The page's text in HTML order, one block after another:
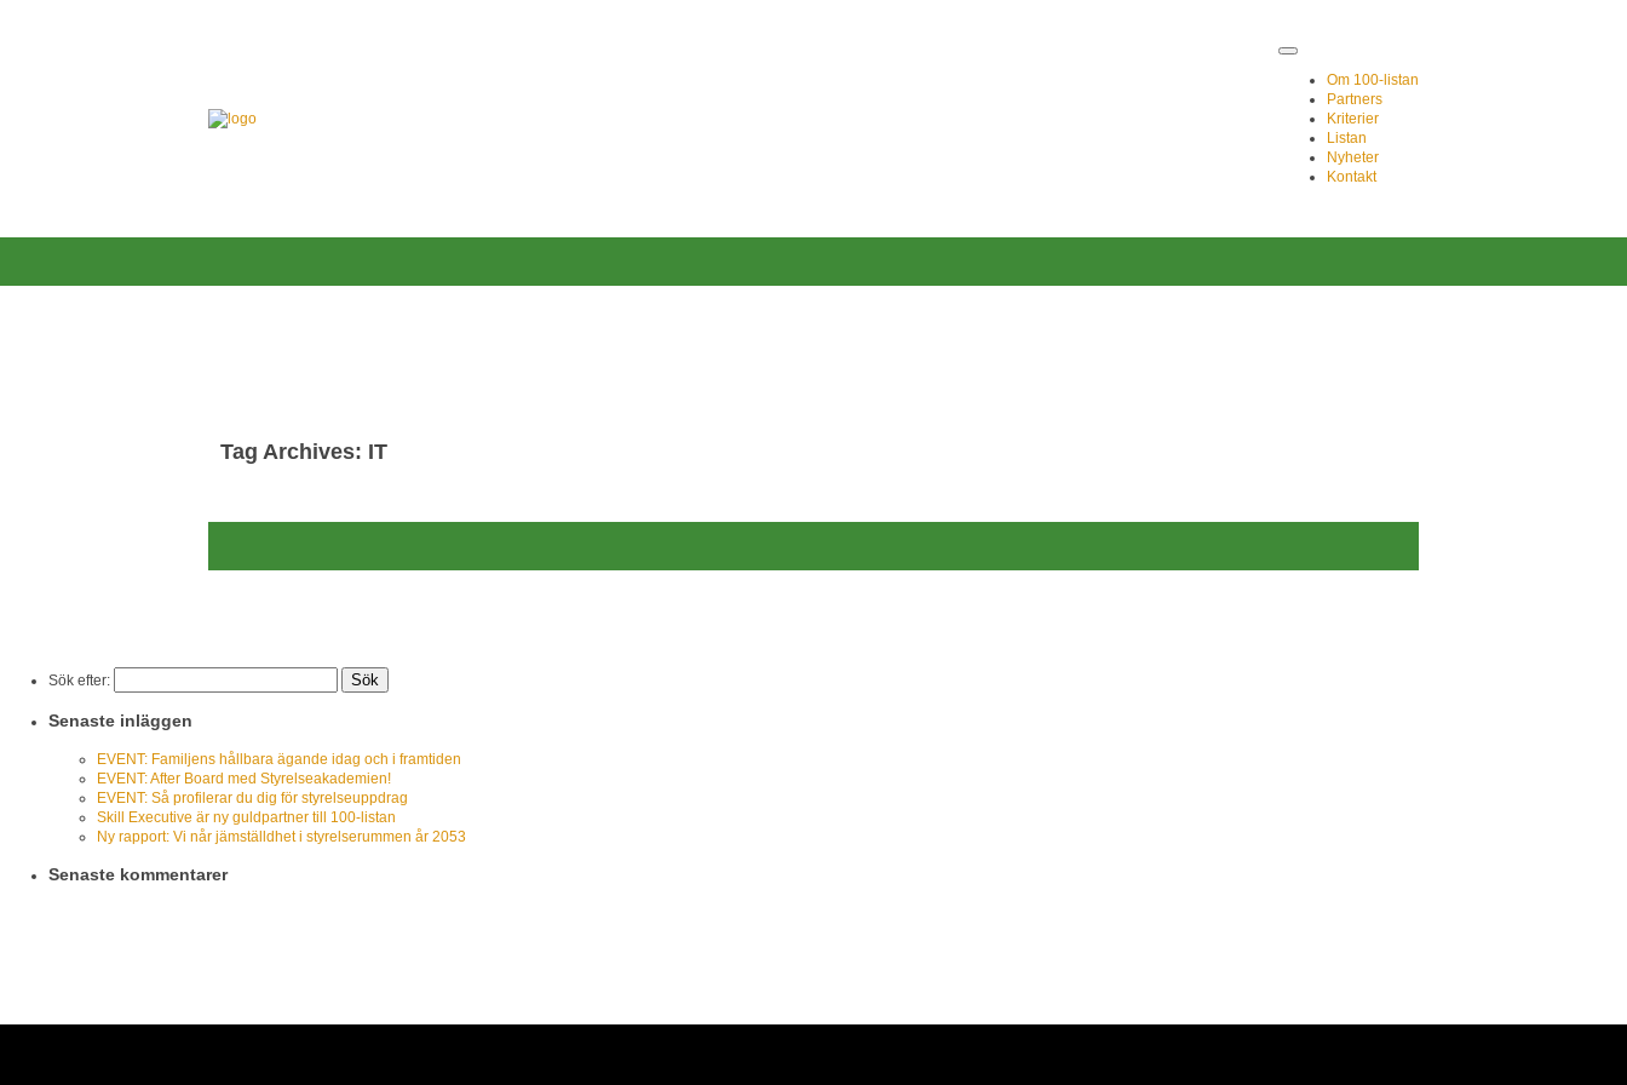
Om 100-listan
Partners
Kriterier
Listan
Nyheter
Kontakt
Tag Archives: IT
Sök efter:
Senaste inläggen
EVENT: Familjens hållbara ägande idag och i framtiden
EVENT: After Board med Styrelseakademien!
EVENT: Så profilerar du dig för styrelseuppdrag
Skill Executive är ny guldpartner till 100-listan
Ny rapport: Vi når jämställdhet i styrelserummen år 2053
Senaste kommentarer